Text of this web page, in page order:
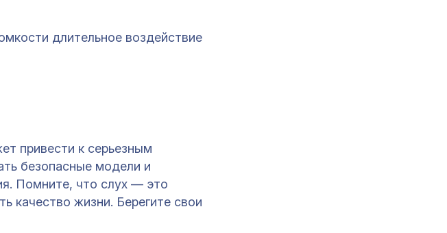
длительное воздействие
привести к серьезным
безопасные модели и
Помните, что слух — это
качество жизни. Берегите свои